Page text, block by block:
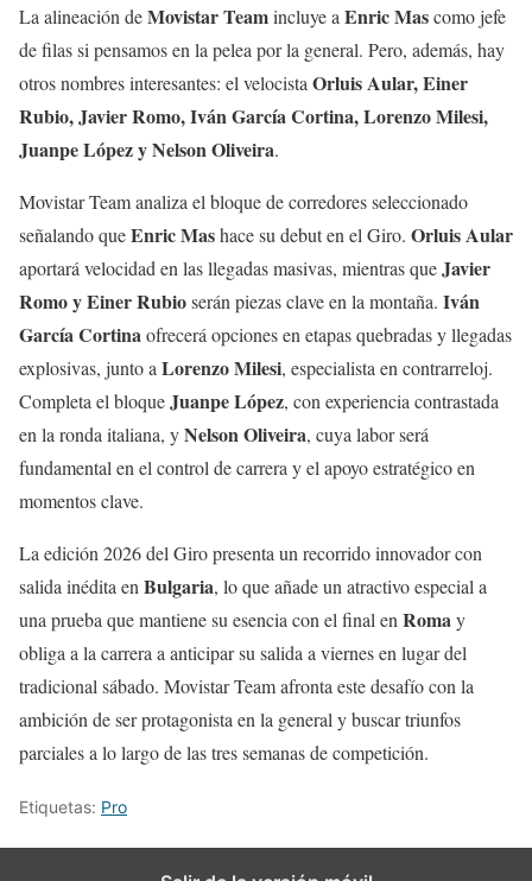
La alineación deMovistar Teamincluye aEnric Mascomo jefe
de filas si pensamos en la pelea por la general. Pero, además, hay
otros nombres interesantes: el velocistaOrluis Aular, Einer
Rubio, Javier Romo, Iván García Cortina, Lorenzo Milesi,
Juanpe López y Nelson Oliveira.
Movistar Team analiza el bloque de corredores seleccionado
señalando queEnric Mashace su debut en el Giro. Orluis Aular
aportará velocidad en las llegadas masivas, mientras queJavier
Romo y Einer Rubioserán piezas clave en la montaña. Iván
García Cortinaofrecerá opciones en etapas quebradas y llegadas
explosivas, junto aLorenzo Milesi, especialista en contrarreloj.
Completa el bloqueJuanpe López, con experiencia contrastada
en la ronda italiana, yNelson Oliveira, cuya labor será
fundamental en el control de carrera y el apoyo estratégico en
momentos clave.
La edición 2026 del Giro presenta un recorrido innovador con
salida inédita enBulgaria, lo que añade un atractivo especial a
una prueba que mantiene su esencia con el final enRomay
obliga a la carrera a anticipar su salida a viernes en lugar del
tradicional sábado. Movistar Team afronta este desafío con la
ambición de ser protagonista en la general y buscar triunfos
parciales a lo largo de las tres semanas de competición.
Etiquetas: Pro